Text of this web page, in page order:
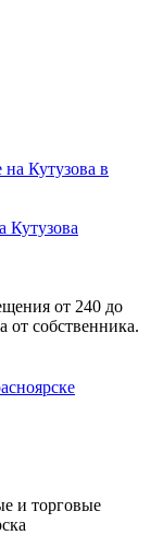
Кутузова
от 240 до
от собственника.
и торговые